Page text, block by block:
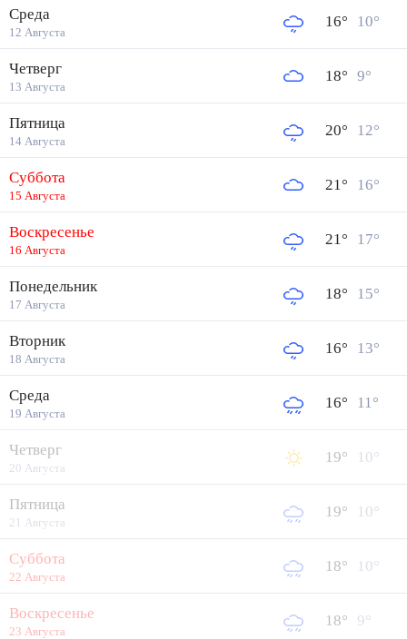
Среда
12 Августа
16° 10°
Четверг
13 Августа
18° 9°
Пятница
14 Августа
20° 12°
Суббота
15 Августа
21° 16°
Воскресенье
16 Августа
21° 17°
Понедельник
17 Августа
18° 15°
Вторник
18 Августа
16° 13°
Среда
19 Августа
16° 11°
Четверг
20 Августа
19° 10°
Пятница
21 Августа
19° 10°
Суббота
22 Августа
18° 10°
Воскресенье
23 Августа
18° 9°